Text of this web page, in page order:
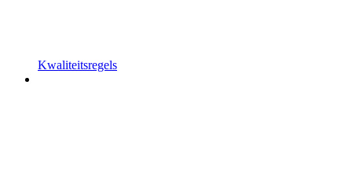
Kwaliteitsregels